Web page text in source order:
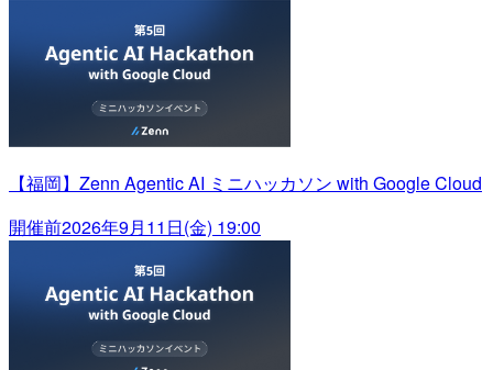
【福岡】Zenn Agentic AI ミニハッカソン with Google Cloud
開催前2026年9月11日(金) 19:00